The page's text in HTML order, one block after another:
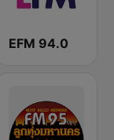
EFM 94.0